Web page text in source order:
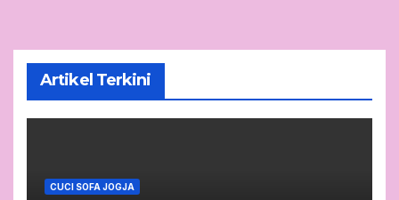
Artikel Terkini
CUCI SOFA JOGJA